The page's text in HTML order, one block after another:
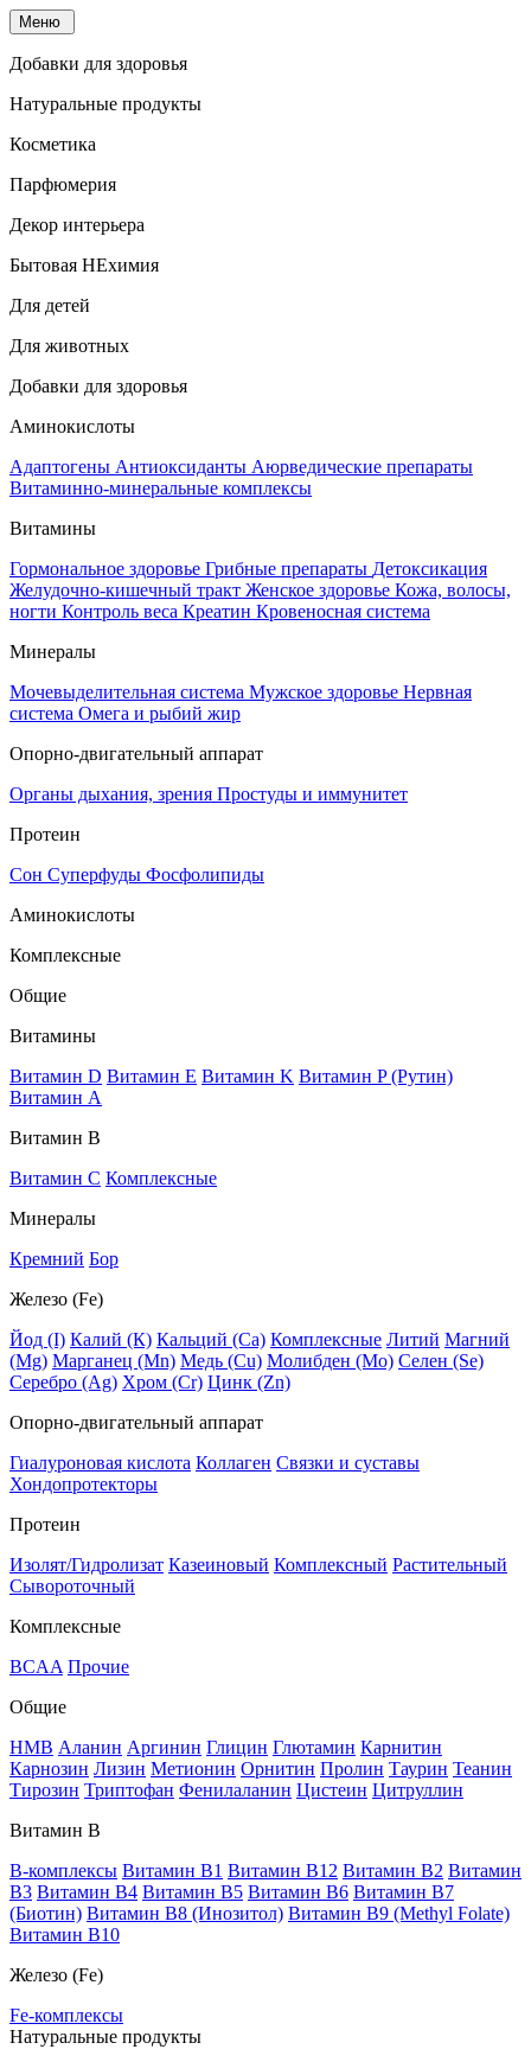
Меню
Добавки для здоровья
Натуральные продукты
Косметика
Парфюмерия
Декор интерьера
Бытовая НЕхимия
Для детей
Для животных
Добавки для здоровья
Аминокислоты
Адаптогены Антиоксиданты Аюрведические препараты
Витаминно-минеральные комплексы
Витамины
Гормональное здоровье Грибные препараты Детоксикация
Желудочно-кишечный тракт Женское здоровье Кожа, волосы,
ногти Контроль веса Креатин Кровеносная система
Минералы
Мочевыделительная система Мужское здоровье Нервная
система Омега и рыбий жир
Опорно-двигательный аппарат
Органы дыхания, зрения Простуды и иммунитет
Протеин
Сон Суперфуды Фосфолипиды
Аминокислоты
Комплексные
Общие
Витамины
Витамин D Витамин E Витамин K Витамин P (Рутин)
Витамин А
Витамин В
Витамин C Комплексные
Минералы
Кремний Бор
Железо (Fe)
Йод (I) Калий (К) Кальций (Са) Комплексные Литий Магний
(Mg) Марганец (Mn) Медь (Сu) Молибден (Мо) Селен (Se)
Серебро (Ag) Хром (Cr) Цинк (Zn)
Опорно-двигательный аппарат
Гиалуроновая кислота Коллаген Связки и суставы
Хондопротекторы
Протеин
Изолят/Гидролизат Казеиновый Комплексный Растительный
Сывороточный
Комплексные
BCAA Прочие
Общие
HMB Аланин Аргинин Глицин Глютамин Карнитин
Карнозин Лизин Метионин Орнитин Пролин Таурин Теанин
Тирозин Триптофан Фенилаланин Цистеин Цитруллин
Витамин В
B-комплексы Витамин B1 Витамин B12 Витамин B2 Витамин
B3 Витамин B4 Витамин B5 Витамин B6 Витамин B7
(Биотин) Витамин B8 (Инозитол) Витамин B9 (Methyl Folate)
Витамин В10
Железо (Fe)
Fe-комплексы
Натуральные продукты